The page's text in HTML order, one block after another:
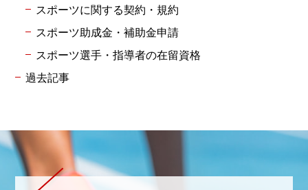
スポーツに関する契約・規約
スポーツ助成金・補助金申請
スポーツ選手・指導者の在留資格
過去記事